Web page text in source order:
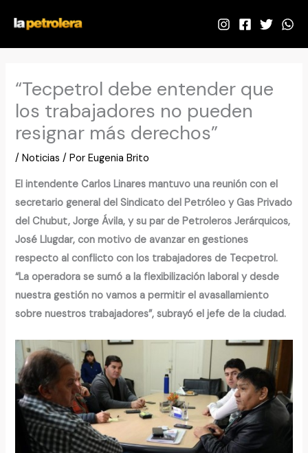
contenido
“Tecpetrol debe entender que
los trabajadores no pueden
resignar más derechos”
/Noticias / PorEugenia Brito
El intendente Carlos Linares mantuvo una reunión con el
secretario general del Sindicato del Petróleo y Gas Privado
del Chubut, Jorge Ávila, y su par de Petroleros Jerárquicos,
José Llugdar, con motivo de avanzar en gestiones
respecto al conflicto con los trabajadores de Tecpetrol.
“La operadora se sumó a la flexibilización laboral y desde
nuestra gestión no vamos a permitir el avasallamiento
sobre nuestros trabajadores”, subrayó el jefe de la ciudad.